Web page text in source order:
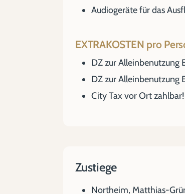
Audiogeräte für das
EXTRAKOSTEN pro
DZ zur Alleinbenutzung
DZ zur Alleinbenutzung
City Tax vor Ort zahlbar!
Zustiege
Northeim, Matthias-